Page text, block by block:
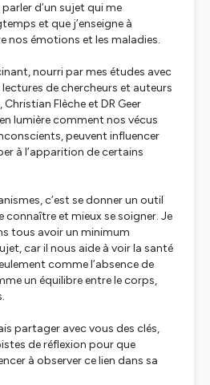
d’un sujet qui me
et que j’enseigne à
nos émotions et les maladies.
nourri par mes études avec
de chercheurs et auteurs
Flèche et DR Geer
lumière comment nos vécus
peuvent influencer
à l’apparition de certains
c’est se donner un outil
connaître et mieux se soigner. Je
tous avoir un minimum
car il nous aide à voir la santé
comme l’absence de
un équilibre entre le corps,
partager avec vous des clés,
de réflexion pour que
à observer ce lien dans sa